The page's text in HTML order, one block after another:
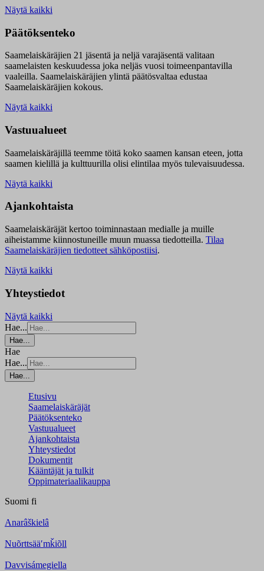
Näytä kaikki
Päätöksenteko
Saamelaiskäräjien 21 jäsentä ja neljä varajäsentä valitaan
saamelaisten keskuudessa joka neljäs vuosi toimeenpantavilla
vaaleilla. Saamelaiskäräjien ylintä päätösvaltaa edustaa
Saamelaiskäräjien kokous.
Näytä kaikki
Vastuualueet
Saamelaiskäräjillä teemme töitä koko saamen kansan eteen, jotta
saamen kielillä ja kulttuurilla olisi elintilaa myös tulevaisuudessa.
Näytä kaikki
Ajankohtaista
Saamelaiskäräjät kertoo toiminnastaan medialle ja muille
aiheistamme kiinnostuneille muun muassa tiedotteilla. Tilaa
Saamelaiskäräjien tiedotteet sähköpostiisi.
Näytä kaikki
Yhteystiedot
Näytä kaikki
Hae...
Hae...
Hae
Hae...
Hae...
Etusivu
Saamelaiskäräjät
Päätöksenteko
Vastuualueet
Ajankohtaista
Yhteystiedot
Dokumentit
Kääntäjät ja tulkit
Oppimateriaalikauppa
Suomi fi
Anarâškielâ
Nuõrttsääʹmǩiõll
Davvisámegiella